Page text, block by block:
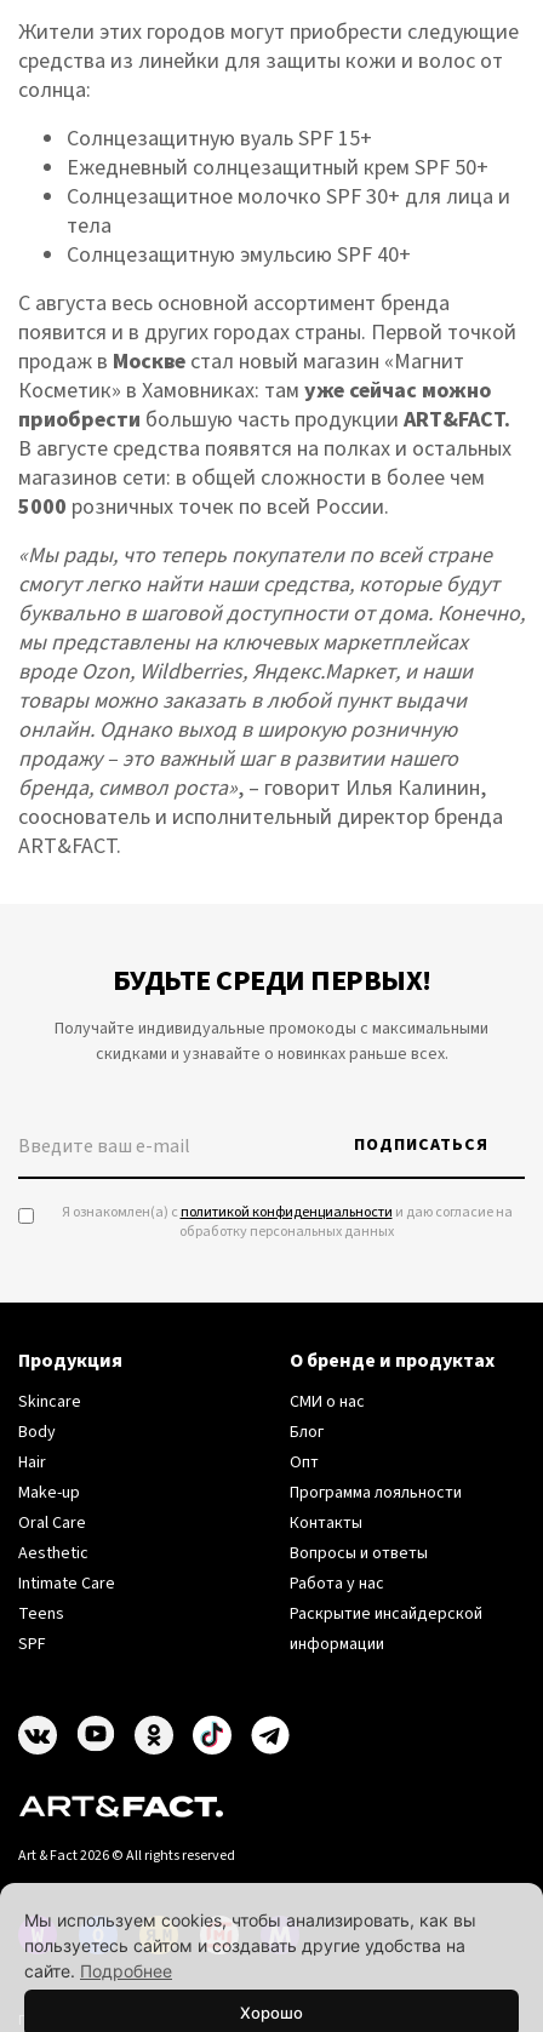
Жители этих городов могут приобрести следующие
средства из линейки для защиты кожи и волос от
солнца:
Солнцезащитную вуаль SPF 15+
Ежедневный солнцезащитный крем SPF 50+
Солнцезащитное молочко SPF 30+ для лица и
тела
Солнцезащитную эмульсию SPF 40+
С августа весь основной ассортимент бренда
появится и в других городах страны. Первой точкой
продаж в Москве стал новый магазин «Магнит
Косметик» в Хамовниках: там уже сейчас можно
приобрести большую часть продукции ART&FACT.
В августе средства появятся на полках и остальных
магазинов сети: в общей сложности в более чем
5000 розничных точек по всей России.
«Мы рады, что теперь покупатели по всей стране
смогут легко найти наши средства, которые будут
буквально в шаговой доступности от дома. Конечно,
мы представлены на ключевых маркетплейсах
вроде Ozon, Wildberries, Яндекс.Маркет, и наши
товары можно заказать в любой пункт выдачи
онлайн. Однако выход в широкую розничную
продажу – это важный шаг в развитии нашего
бренда, символ роста», – говорит Илья Калинин,
cооснователь и исполнительный директор бренда
ART&FACT.
БУДЬТЕ СРЕДИ ПЕРВЫХ!
Получайте индивидуальные промокоды с максимальными
скидками и узнавайте о новинках раньше всех.
ПОДПИСАТЬСЯ
Я ознакомлен(а) сполитикой конфиденциальности и даю согласие на
обработку персональных данных
Art & Fact 2026 © All rights reserved
Продукция
Skincare
Body
Hair
Make-up
Oral Care
Aesthetic
Intimate Care
Teens
SPF
О бренде и продуктах
СМИ о нас
Блог
Опт
Программа лояльности
Контакты
Вопросы и ответы
Работа у нас
Раскрытие инсайдерской
информации
Мы используем cookies, чтобы анализировать, как вы
пользуетесь сайтом и создавать другие удобства на
сайте. Подробнее
Хорошо